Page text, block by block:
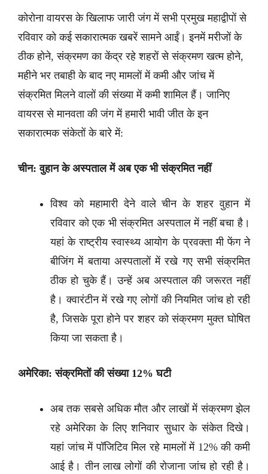
कोरोना वायरस के खिलाफ जारी जंग में सभी प्रमुख महाद्वीपों से
रविवार को कई सकारात्मक खबरें सामने आईं। इनमें मरीजों के
ठीक होने, संक्रमण का केंद्र रहे शहरों से संक्रमण खत्म होने,
महीने भर तबाही के बाद नए मामलों में कमी और जांच में
संक्रमित मिलने वालों की संख्या में कमी शामिल हैं। जानिए
वायरस से मानवता की जंग में हमारी भावी जीत के इन
सकारात्मक संकेतों के बारे में:
चीन: वुहान के अस्पताल में अब एक भी संक्रमित नहीं
विश्व को महामारी देने वाले चीन के शहर वुहान में
रविवार को एक भी संक्रमित अस्पताल में नहीं बचा है।
यहां के राष्ट्रीय स्वास्थ्य आयोग के प्रवक्ता मी फेंग ने
बीजिंग में बताया अस्पतालों में रखे गए सभी संक्रमित
ठीक हो चुके हैं। उन्हें अब अस्पताल की जरूरत नहीं
है। क्वारंटीन में रखे गए लोगों की नियमित जांच हो रही
है, जिसके पूरा होने पर शहर को संक्रमण मुक्त घोषित
किया जा सकता है।
अमेरिका: संक्रमितों की संख्या 12% घटी
अब तक सबसे अधिक मौत और लाखों में संक्रमण झेल
रहे अमेरिका के लिए शनिवार सुधार के संकेत दिखे।
यहां जांच में पॉजिटिव मिल रहे मामलों में 12% की कमी
आई है। तीन लाख लोगों की रोजाना जांच हो रही है।